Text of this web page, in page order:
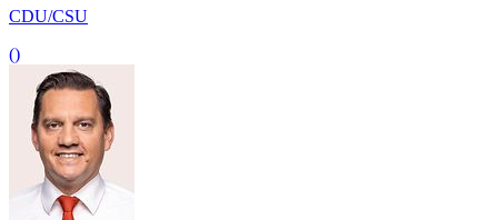
CDU/CSU
()